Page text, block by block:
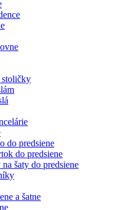
stoličky
do predsiene
do predsiene
šaty do predsiene
a šatne